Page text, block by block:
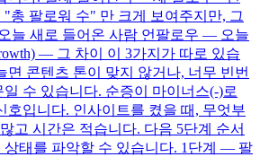
총 팔로워 수" 만 크게 보여주지만, 그
늘 새로 들어온 사람 언팔로우 — 오늘
— 그 차이 이 3가지가 따로 있습
면 콘텐츠 톤이 맞지 않거나, 너무 빈번
수 있습니다. 순증이 마이너스(-)로
호입니다. 인사이트를 켰을 때, 무엇부
고 시간은 적습니다. 다음 5단계 순서
상태를 파악할 수 있습니다. 1단계 — 팔